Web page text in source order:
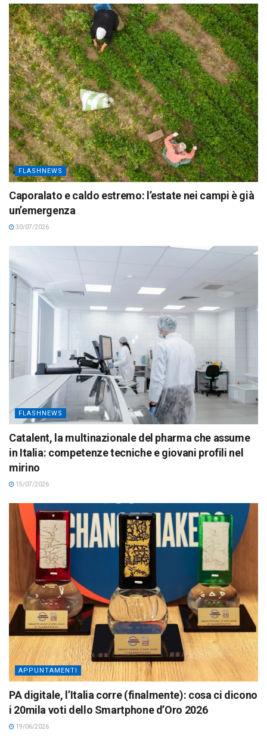
FLASHNEWS
Caporalato e caldo estremo: l’estate nei campi è già
un’emergenza
30/07/2026
FLASHNEWS
Catalent, la multinazionale del pharma che assume
in Italia: competenze tecniche e giovani profili nel
mirino
15/07/2026
APPUNTAMENTI
PA digitale, l’Italia corre (finalmente): cosa ci dicono
i 20mila voti dello Smartphone d’Oro 2026
19/06/2026